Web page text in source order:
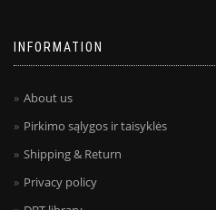
INFORMATION
About us
Pirkimo sąlygos ir taisyklės
Shipping & Return
Privacy policy